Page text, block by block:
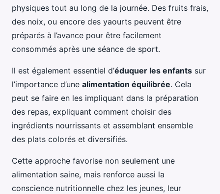
physiques tout au long de la journée. Des fruits frais,
des noix, ou encore des yaourts peuvent être
préparés à l’avance pour être facilement
consommés après une séance de sport.
Il est également essentiel d’éduquer les enfants sur
l’importance d’une alimentation équilibrée. Cela
peut se faire en les impliquant dans la préparation
des repas, expliquant comment choisir des
ingrédients nourrissants et assemblant ensemble
des plats colorés et diversifiés.
Cette approche favorise non seulement une
alimentation saine, mais renforce aussi la
conscience nutritionnelle chez les jeunes, leur